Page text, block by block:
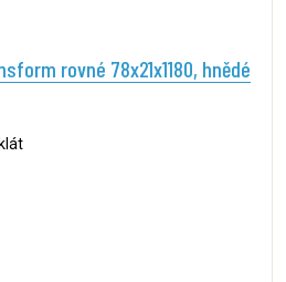
rovné 78x21x1180, hnědé